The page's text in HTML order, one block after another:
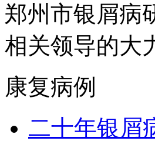
郑州市银屑病
相关领导的大
康复病例
二十年银屑